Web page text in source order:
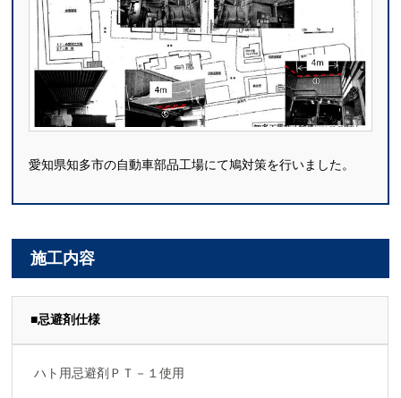
愛知県知多市の自動車部品工場にて鳩対策を行いました。
施工内容
■忌避剤仕様
ハト用忌避剤ＰＴ－１使用